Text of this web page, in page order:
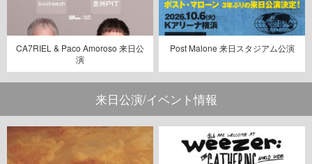
CA7RIEL & Paco Amoroso 来日公
演
Post Malone 来日スタジアム公演
来日公演/イベント情報